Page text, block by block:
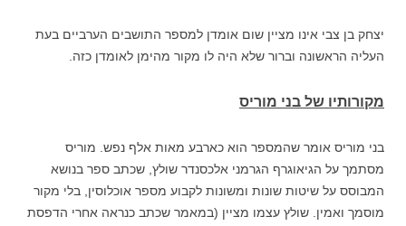
יצחק בן צבי אינו מציין שום אומדן למספר התושבים הערביים בעת
העליה הראשונה וברור שלא היה לו מקור מהימן לאומדן כזה.
מקורותיו של בני מוריס
בני מוריס אומר שהמספר הוא כארבע מאות אלף נפש. מוריס
מסתמך על הגיאוגרף הגרמני אלכסנדר שולץ, שכתב ספר בנושא
המבוסס על שיטות שונות ומשונות לקבוע מספר אוכלוסין, בלי מקור
מוסמך ואמין. שולץ עצמו מציין (במאמר שכתב כנראה אחרי הדפסת